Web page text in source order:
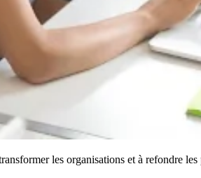
les organisations et à refondre